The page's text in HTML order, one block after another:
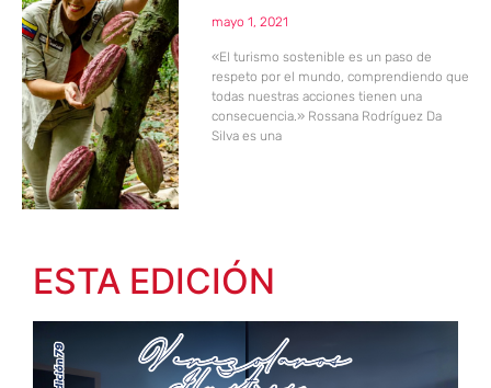
mayo 1, 2021
«El turismo sostenible es un paso de
respeto por el mundo, comprendiendo que
todas nuestras acciones tienen una
consecuencia.» Rossana Rodríguez Da
Silva es una
ESTA EDICIÓN